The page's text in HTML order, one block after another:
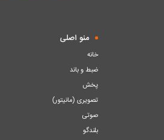
منو اصلی
خانه
ضبط و باند
پخش
تصویری (مانیتور)
صوتی
بلندگو